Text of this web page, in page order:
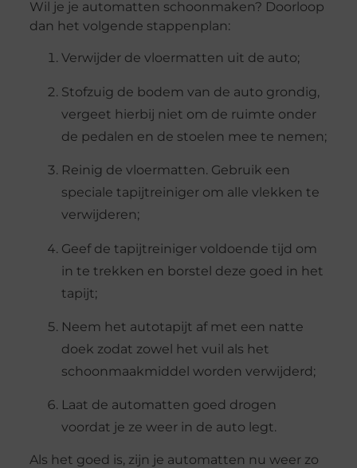
Wil je je automatten schoonmaken? Doorloop
dan het volgende stappenplan:
Verwijder de vloermatten uit de auto;
Stofzuig de bodem van de auto grondig,
vergeet hierbij niet om de ruimte onder
de pedalen en de stoelen mee te nemen;
Reinig de vloermatten. Gebruik een
speciale tapijtreiniger om alle vlekken te
verwijderen;
Geef de tapijtreiniger voldoende tijd om
in te trekken en borstel deze goed in het
tapijt;
Neem het autotapijt af met een natte
doek zodat zowel het vuil als het
schoonmaakmiddel worden verwijderd;
Laat de automatten goed drogen
voordat je ze weer in de auto legt.
Als het goed is, zijn je automatten nu weer zo